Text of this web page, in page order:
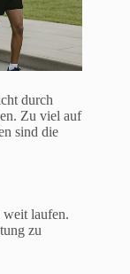
durch
Zu viel auf
sind die
weit laufen.
zu